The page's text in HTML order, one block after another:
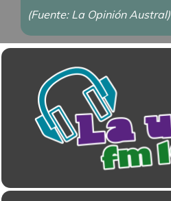
(Fuente: La Opinión Austral)